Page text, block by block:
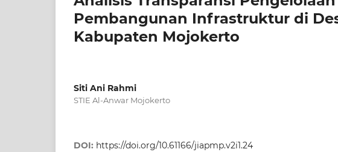
Pembangunan Infrastruktur di
Kabupaten Mojokerto
Siti Ani Rahmi
STIE Al-Anwar Mojokerto
DOI: https://doi.org/10.61166/jiapmp.v2i1.24